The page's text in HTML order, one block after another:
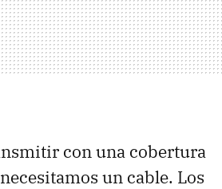
con una cobertura
un cable. Los